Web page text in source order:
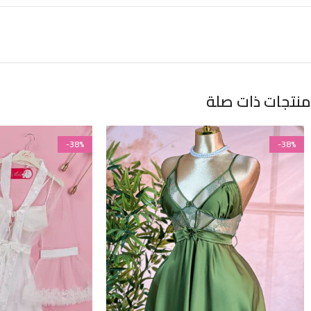
منتجات ذات صلة
-38%
-38%